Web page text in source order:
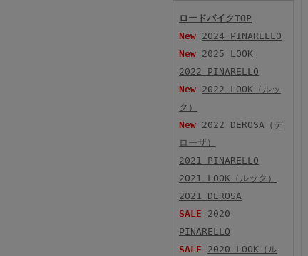
ロードバイクTOP
New 2024 PINARELLO
New 2025 LOOK
2022 PINARELLO
New 2022 LOOK（ルッ
ク）
New 2022 DEROSA（デ
ローザ）
2021 PINARELLO
2021 LOOK（ルック）
2021 DEROSA
SALE
2020
PINARELLO
SALE
2020 LOOK（ル